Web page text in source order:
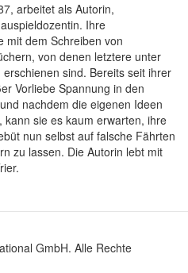
arbeitet als Autorin,
Ihre
mit dem Schreiben von
von denen letztere unter
sind. Bereits seit ihrer
Vorliebe Spannung in den
nachdem die eigenen Ideen
sie es kaum erwarten, ihre
nun selbst auf falsche Fährten
zu lassen. Die Autorin lebt mit
GmbH. Alle Rechte